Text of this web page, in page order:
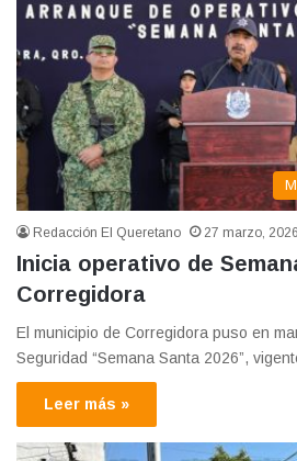
Redacción El Queretano 27 marzo, 2026
Inicia operativo de
Corregidora
El municipio de Corregidora puso en
Seguridad “Semana Santa 2026”,
Leer más »